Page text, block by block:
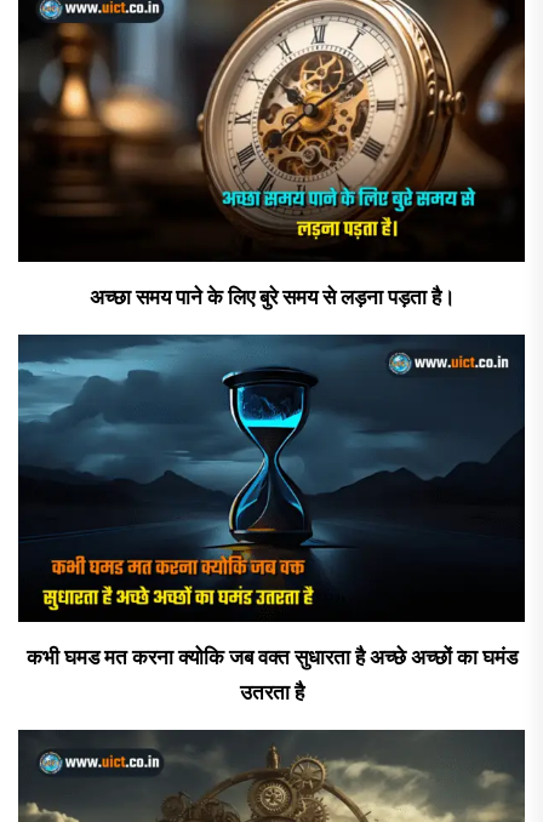
अच्छा समय पाने के लिए बुरे समय से लड़ना पड़ता है।
कभी घमड मत करना क्योकि जब वक्त सुधारता है अच्छे अच्छों का घमंड
उतरता है